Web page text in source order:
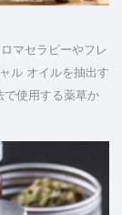
マセラピーやフレ
ル オイルを抽出す
使用する薬草か